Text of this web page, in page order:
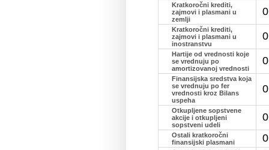
Kratkoročni krediti,
zajmovi i plasmani u
zemlji
0
Kratkoročni krediti,
zajmovi i plasmani u
inostranstvu
0
Hartije od vrednosti koje
se vrednuju po
amortizovanoj vrednosti
0
Finansijska sredstva koja
se vrednuju po fer
vrednosti kroz Bilans
uspeha
0
Otkupljene sopstvene
akcije i otkupljeni
sopstveni udeli
0
Ostali kratkoročni
finansijski plasmani
0